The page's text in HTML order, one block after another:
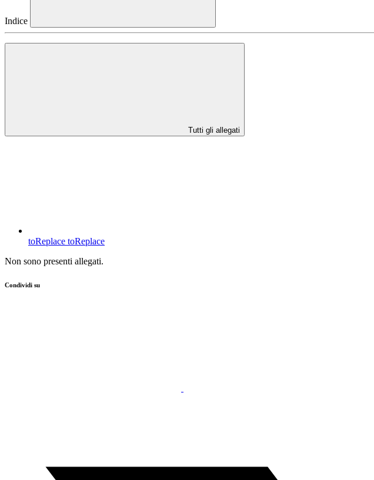
Indice
Tutti gli allegati
toReplace toReplace
Non sono presenti allegati.
Condividi su